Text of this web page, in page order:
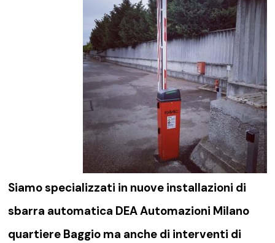
Siamo specializzati in nuove installazioni di
sbarra automatica DEA Automazioni Milano
quartiere Baggio ma anche di interventi di